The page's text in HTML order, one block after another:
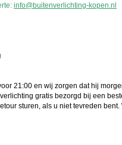
info@buitenverlichting-kopen.nl
21:00 en wij zorgen dat hij
verlichting gratis bezorgd bij een
sturen, als u niet tevreden bent.